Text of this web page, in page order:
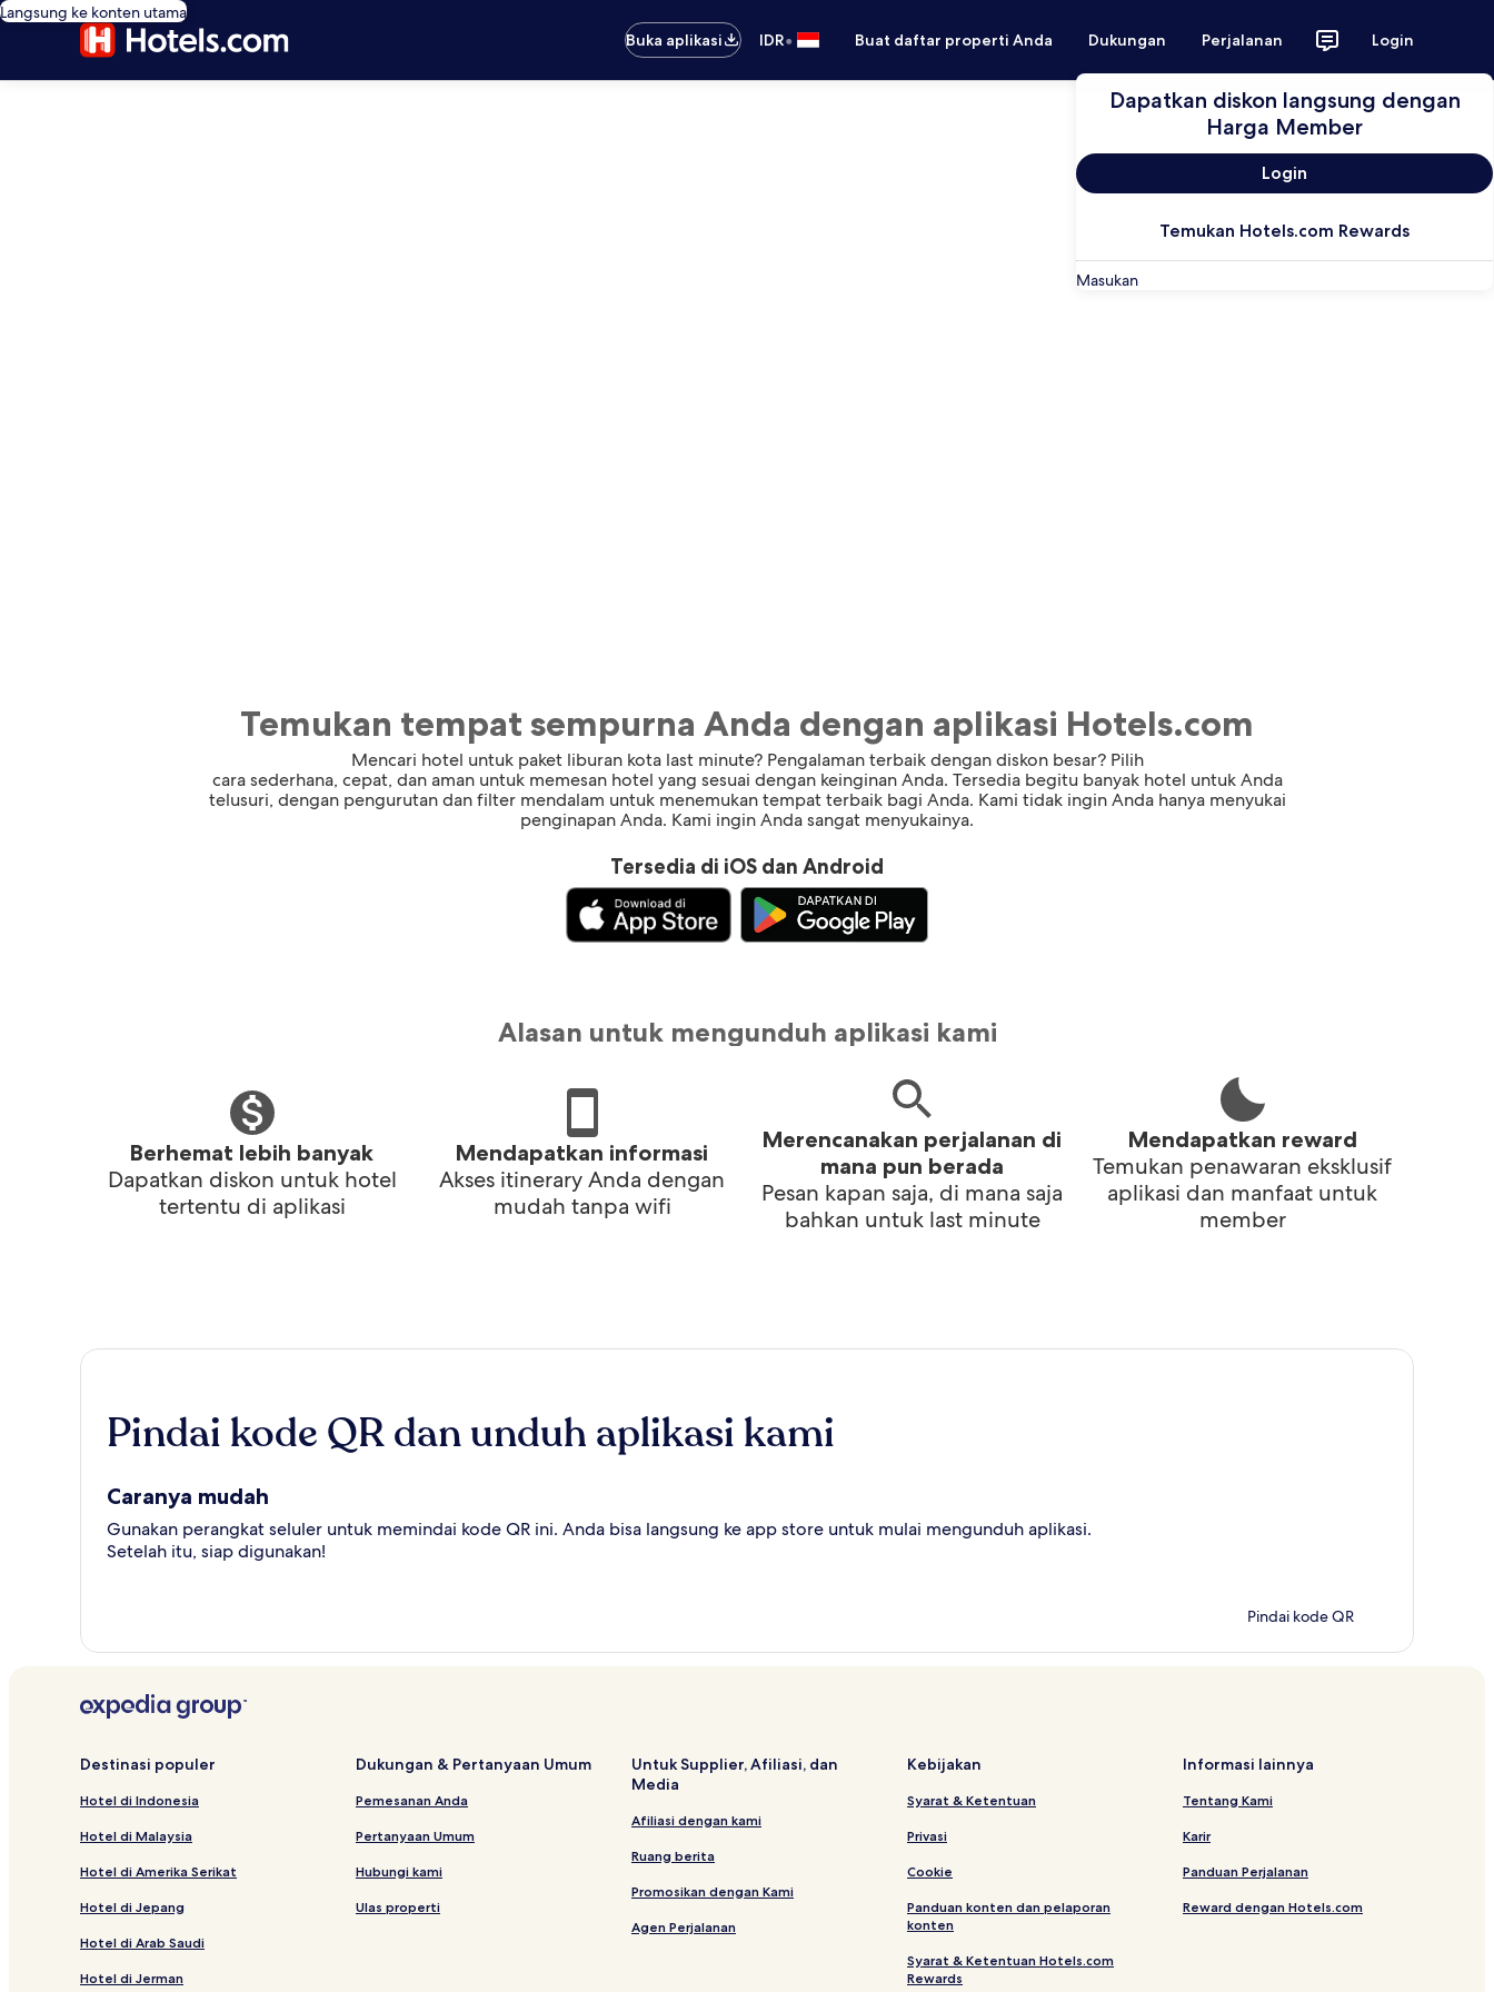
Langsung ke konten utama
Buka aplikasi
IDR• Buat daftar properti Anda Dukungan Perjalanan Login
Dapatkan diskon langsung dengan
Harga Member
Login
Temukan Hotels.com Rewards
Masukan
Temukan tempat sempurna Anda dengan aplikasi Hotels.com
Mencari hotel untuk paket liburan kota last minute? Pengalaman terbaik dengan diskon besar? Pilih
cara sederhana, cepat, dan aman untuk memesan hotel yang sesuai dengan keinginan Anda. Tersedia begitu banyak hotel untuk Anda
telusuri, dengan pengurutan dan filter mendalam untuk menemukan tempat terbaik bagi Anda. Kami tidak ingin Anda hanya menyukai
penginapan Anda. Kami ingin Anda sangat menyukainya.
Tersedia di iOS dan Android
Alasan untuk mengunduh aplikasi kami
Berhemat lebih banyak
Dapatkan diskon untuk hotel
tertentu di aplikasi
Mendapatkan informasi
Akses itinerary Anda dengan
mudah tanpa wifi
Merencanakan perjalanan di
mana pun berada
Pesan kapan saja, di mana saja
bahkan untuk last minute
Mendapatkan reward
Temukan penawaran eksklusif
aplikasi dan manfaat untuk
member
Pindai kode QR dan unduh aplikasi kami
Caranya mudah
Gunakan perangkat seluler untuk memindai kode QR ini. Anda bisa langsung ke app store untuk mulai mengunduh aplikasi.
Setelah itu, siap digunakan!
Pindai kode QR
Destinasi populer
Hotel di Indonesia
Hotel di Malaysia
Hotel di Amerika Serikat
Hotel di Jepang
Hotel di Arab Saudi
Hotel di Jerman
Dukungan & Pertanyaan Umum
Pemesanan Anda
Pertanyaan Umum
Hubungi kami
Ulas properti
Untuk Supplier, Afiliasi, dan
Media
Afiliasi dengan kami
Ruang berita
Promosikan dengan Kami
Agen Perjalanan
Kebijakan
Syarat & Ketentuan
Privasi
Cookie
Panduan konten dan pelaporan
konten
Syarat & Ketentuan Hotels.com
Rewards
Informasi lainnya
Tentang Kami
Karir
Panduan Perjalanan
Reward dengan Hotels.com